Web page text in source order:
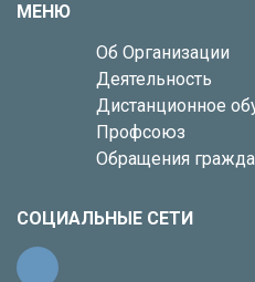
МЕНЮ
Об Организации
Деятельность
Дистанционное
Профсоюз
Обращения
СОЦИАЛЬНЫЕ СЕТИ